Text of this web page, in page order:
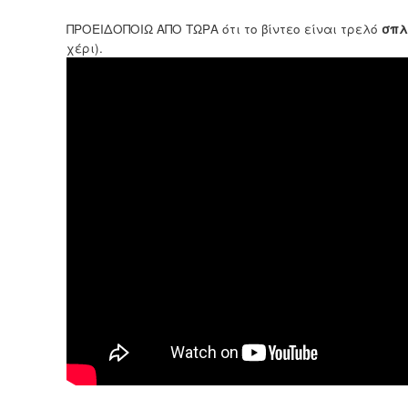
ΠΡΟΕΙΔΟΠΟΙΩ ΑΠΟ ΤΩΡΑ ότι το βίντεο είναι τρελό
χέρι).